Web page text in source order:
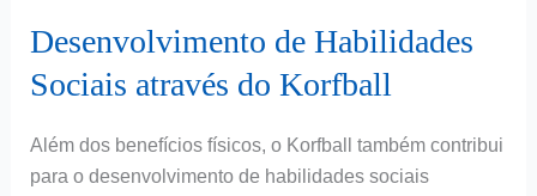
Desenvolvimento de Habilidades
Sociais através do Korfball
Além dos benefícios físicos, o Korfball também contribui
para o desenvolvimento de habilidades sociais